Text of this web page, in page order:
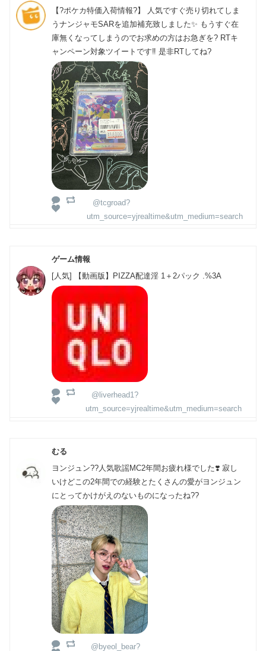
【?ポケカ特価入荷情報?】 人気ですぐ売り切れてしま
うナンジャモSARを追加補充致しました✨ もうすぐ在
庫無くなってしまうのでお求めの方はお急ぎを? RTキ
ャンペーン対象ツイートです‼️ 是非RTしてね?
@tcgroad?
utm_source=yjrealtime&utm_medium=search
ゲーム情報
[人気] 【動画版】PIZZA配達淫 1＋2パック .%3A
@liverhead1?
utm_source=yjrealtime&utm_medium=search
むる
ヨンジュン??人気歌謡MC2年間お疲れ様でした❣️ 寂し
いけどこの2年間での経験とたくさんの愛がヨンジュン
にとってかけがえのないものになったね??
@byeol_bear?